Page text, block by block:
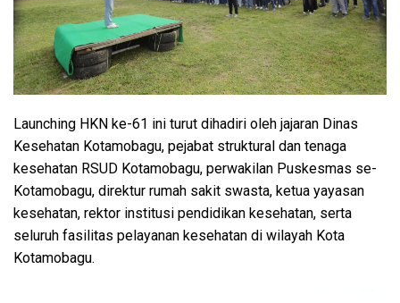
Launching HKN ke-61 ini turut dihadiri oleh jajaran Dinas
Kesehatan Kotamobagu, pejabat struktural dan tenaga
kesehatan RSUD Kotamobagu, perwakilan Puskesmas se-
Kotamobagu, direktur rumah sakit swasta, ketua yayasan
kesehatan, rektor institusi pendidikan kesehatan, serta
seluruh fasilitas pelayanan kesehatan di wilayah Kota
Kotamobagu.